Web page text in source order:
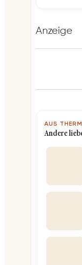
Anzeige
AUS
Andere